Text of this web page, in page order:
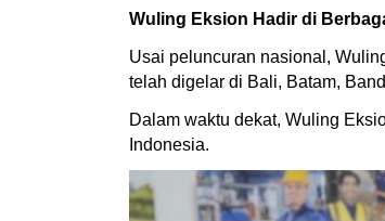
Wuling Eksion Hadir di
Usai peluncuran nasional,
telah digelar di Bali, Batam,
Dalam waktu dekat, Wuling
Indonesia.